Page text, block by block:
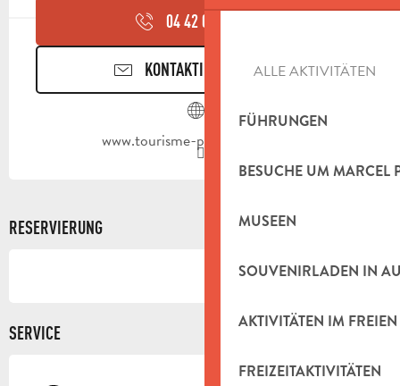
ALLE AKTIVITÄTEN
FÜHRUNGEN
BESUCHE UM MARCEL
MUSEEN
SOUVENIRLADEN IN
AKTIVITÄTEN IM FREIEN
FREIZEITAKTIVITÄTEN
04 42 03 49
KONTAKTIEREN SIE UNS
www.tourisme-paysdaubagne.fr
RESERVIERUNG
SERVICE